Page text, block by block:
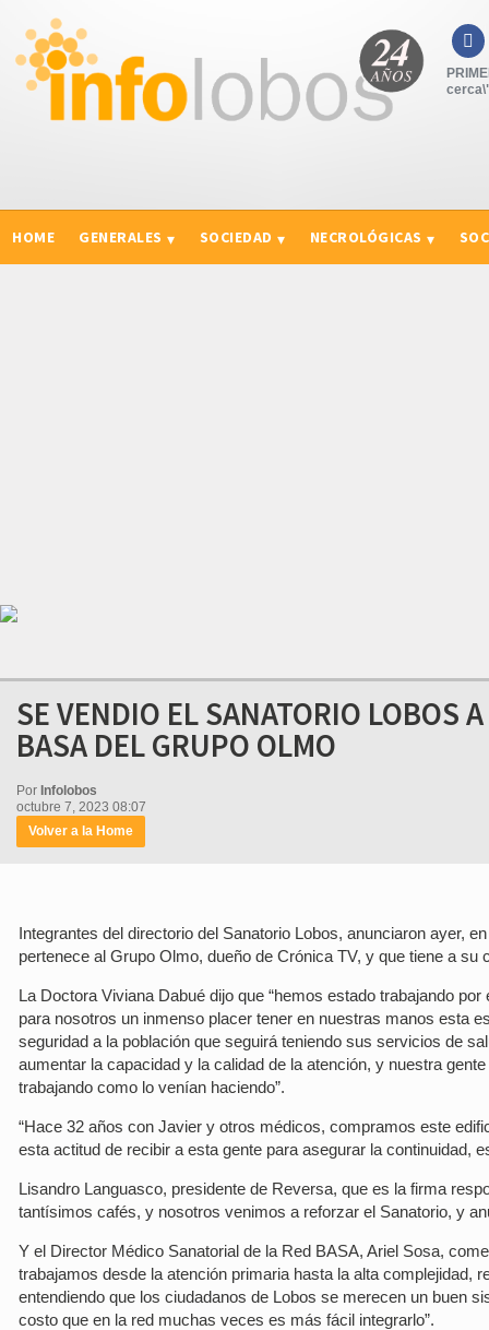

HOME GENERALES SOCIEDAD NECROLÓGICAS
SE VENDIO EL SANATORIO LOBOS
BASA DEL GRUPO OLMO
Por Infolobos
octubre 7, 2023 08:07
Volver a la Home
Integrantes del directorio del Sanatorio Lobos, anunciaron ayer,
pertenece al Grupo Olmo, dueño de Crónica TV, y que tiene a
La Doctora Viviana Dabué dijo que “hemos estado trabajando
para nosotros un inmenso placer tener en nuestras manos esta
seguridad a la población que seguirá teniendo sus servicios de
aumentar la capacidad y la calidad de la atención, y nuestra
trabajando como lo venían haciendo”.
“Hace 32 años con Javier y otros médicos, compramos este
esta actitud de recibir a esta gente para asegurar la continuidad,
Lisandro Languasco, presidente de Reversa, que es la firma
tantísimos cafés, y nosotros venimos a reforzar el Sanatorio, y
Y el Director Médico Sanatorial de la Red BASA, Ariel Sosa,
trabajamos desde la atención primaria hasta la alta complejidad,
entendiendo que los ciudadanos de Lobos se merecen un buen
costo que en la red muchas veces es más fácil integrarlo”.